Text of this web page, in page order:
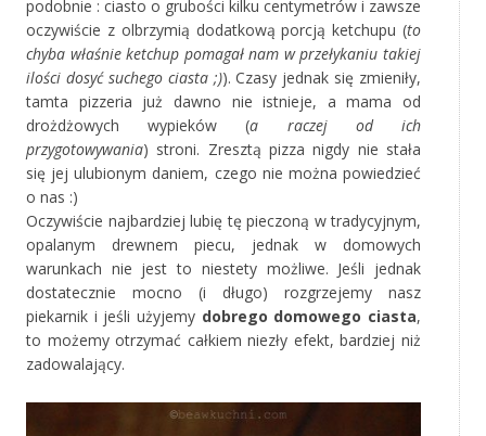
podobnie : ciasto o grubości kilku centymetrów i zawsze
oczywiście z olbrzymią dodatkową porcją ketchupu (to
chyba właśnie ketchup pomagał nam w przełykaniu takiej
ilości dosyć suchego ciasta ;)). Czasy jednak się zmieniły,
tamta pizzeria już dawno nie istnieje, a mama od
drożdżowych wypieków (a raczej od ich
przygotowywania) stroni. Zresztą pizza nigdy nie stała
się jej ulubionym daniem, czego nie można powiedzieć
o nas :)
Oczywiście najbardziej lubię tę pieczoną w tradycyjnym,
opalanym drewnem piecu, jednak w domowych
warunkach nie jest to niestety możliwe. Jeśli jednak
dostatecznie mocno (i długo) rozgrzejemy nasz
piekarnik i jeśli użyjemy dobrego domowego ciasta,
to możemy otrzymać całkiem niezły efekt, bardziej niż
zadowalający.